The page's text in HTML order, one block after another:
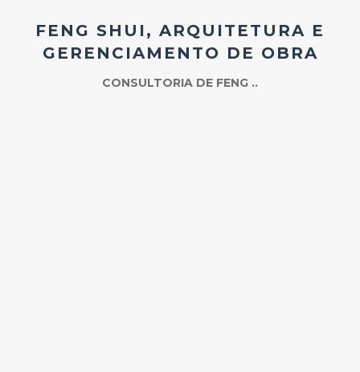
FENG SHUI, ARQUITETURA E
GERENCIAMENTO DE OBRA
CONSULTORIA DE FENG ..